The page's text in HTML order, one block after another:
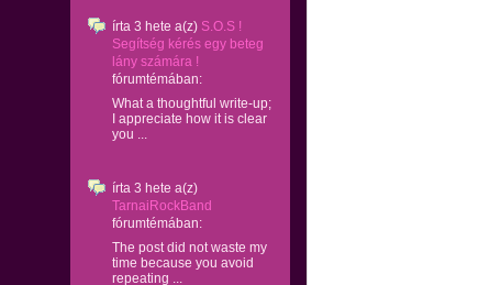
írta 3 hete a(z) S.O.S !
Segítség kérés egy beteg
lány számára !
fórumtémában:
What a thoughtful write-up;
I appreciate how it is clear
you ...
írta 3 hete a(z)
TarnaiRockBand
fórumtémában:
The post did not waste my
time because you avoid
repeating ...